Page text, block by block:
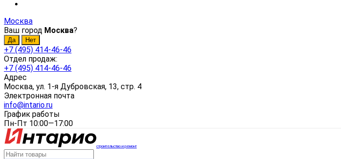
Москва
Ваш город Москва?
+7 (495) 414-46-46
Отдел продаж:
+7 (495) 414-46-46
Адрес
Москва, ул. 1-я Дубровская, 13, стр. 4
Электронная почта
info@intario.ru
График работы
Пн-Пт 10:00—17:00
строительство и ремонт